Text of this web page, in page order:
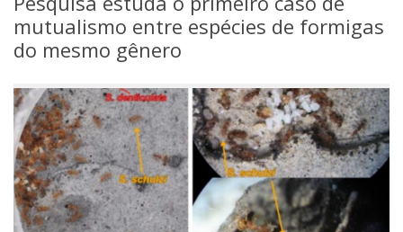
Educação
Arte e Cultura
Bio
Saúde
Seções
Mural do IP
Perfil
mutualismo entre espécies de formigas
do mesmo gênero